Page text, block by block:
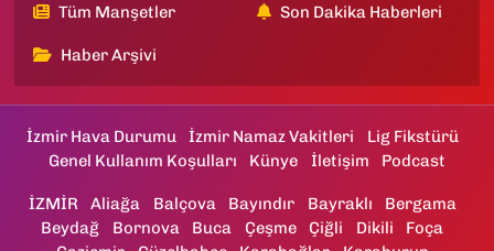
Tüm Manşetler Son Dakika Haberleri
Haber Arşivi
İzmir Hava Durumu İzmir Namaz Vakitleri
Lig Fikstürü
Genel Kullanım Koşulları
Künye İletişim Podcast
İZMİR Aliağa Balçova Bayındır Bayraklı
Bergama
Beydağ
Bornova Buca Çeşme Çiğli Dikili
Foça